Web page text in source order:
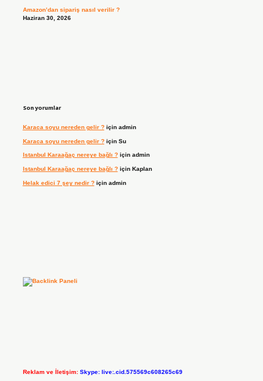
Amazon’dan sipariş nasıl verilir ?
Haziran 30, 2026
Son yorumlar
Karaca soyu nereden gelir ?için admin
Karaca soyu nereden gelir ?için Su
Istanbul Karaağaç nereye bağlı ?için admin
Istanbul Karaağaç nereye bağlı ?için Kaplan
Helak edici 7 şey nedir ?için admin
Reklam ve İletişim: Skype: live:.cid.575569c608265c69